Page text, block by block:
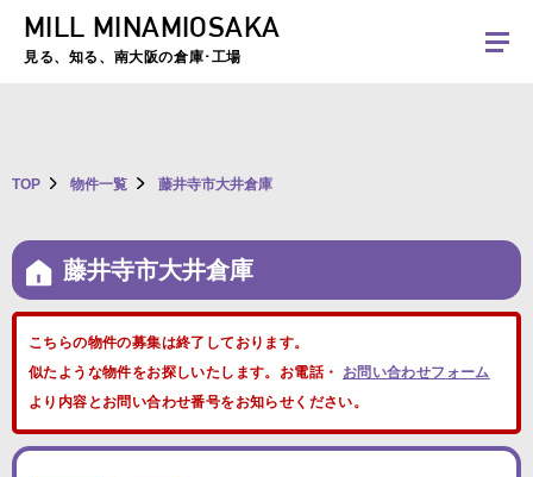
夏季休暇のお知らせ：2026年8月8日(土)～8月16日(日)まで休業とさせていた
MILL MINAMIOSAKA
見る、知る、南大阪の倉庫･工場
TOP 物件一覧 藤井寺市大井倉庫
藤井寺市大井倉庫
こちらの物件の募集は終了しております。
似たような物件をお探しいたします。お電話・ お問い合わせフォーム
より内容とお問い合わせ番号をお知らせください。